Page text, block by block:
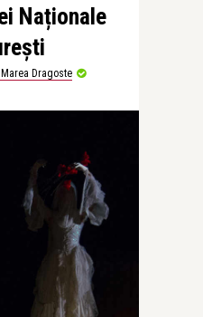
Naționale
Dragoste